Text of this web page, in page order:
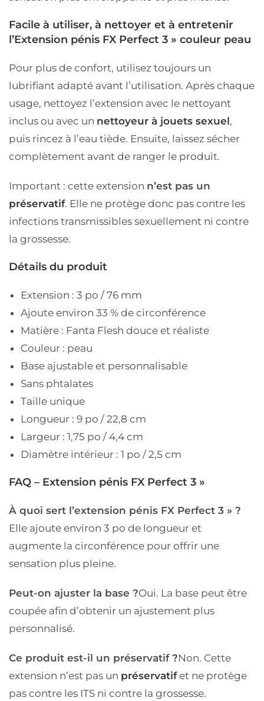
Facile à utiliser, à nettoyer et à entretenir
l’Extension pénis FX Perfect 3 » couleur peau
Pour plus de confort, utilisez toujours un
lubrifiant adapté avant l’utilisation. Après chaque
usage, nettoyez l’extension avec le nettoyant
inclus ou avec un nettoyeur à jouets sexuel,
puis rincez à l’eau tiède. Ensuite, laissez sécher
complètement avant de ranger le produit.
Important : cette extension n’est pas un
préservatif. Elle ne protège donc pas contre les
infections transmissibles sexuellement ni contre
la grossesse.
Détails du produit
Extension : 3 po / 76 mm
Ajoute environ 33 % de circonférence
Matière : Fanta Flesh douce et réaliste
Couleur : peau
Base ajustable et personnalisable
Sans phtalates
Taille unique
Longueur : 9 po / 22,8 cm
Largeur : 1,75 po / 4,4 cm
Diamètre intérieur : 1 po / 2,5 cm
FAQ – Extension pénis FX Perfect 3 »
À quoi sert l’extension pénis FX Perfect 3 » ?
Elle ajoute environ 3 po de longueur et
augmente la circonférence pour offrir une
sensation plus pleine.
Peut-on ajuster la base ?Oui. La base peut être
coupée afin d’obtenir un ajustement plus
personnalisé.
Ce produit est-il un préservatif ?Non. Cette
extension n’est pas un préservatif et ne protège
pas contre les ITS ni contre la grossesse.